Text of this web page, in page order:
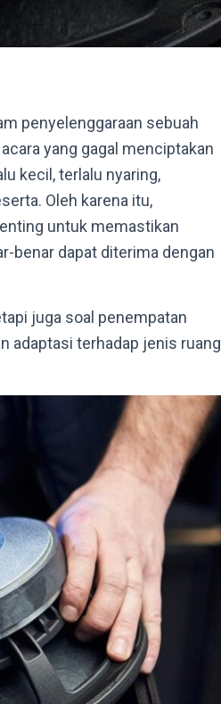
penyelenggaraan sebuah
yang gagal menciptakan
kecil, terlalu nyaring,
Oleh karena itu,
untuk memastikan
benar dapat diterima dengan
juga soal penempatan
adaptasi terhadap jenis ruang